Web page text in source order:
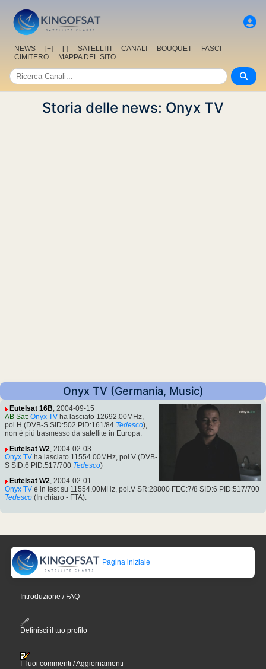
NEWS [+] [-] SATELLITI CANALI BOUQUET
FASCI
CIMITERO
MAPPA DEL SITO
Storia delle news: Onyx TV
Onyx TV (Germania, Music)
Eutelsat 16B, 2004-09-15
AB Sat: Onyx TV ha lasciato 12692.00MHz,
pol.H (DVB-S SID:502 PID:161/84 Tedesco),
non è più trasmesso da satellite in Europa.
Eutelsat W2, 2004-02-03
Onyx TV ha lasciato 11554.00MHz, pol.V (DVB-
S SID:6 PID:517/700 Tedesco)
Eutelsat W2, 2004-02-01
Onyx TV è in test su 11554.00MHz, pol.V SR:28800 FEC:7/8 SID:6 PID:517/700
Tedesco (In chiaro - FTA).
Pagina iniziale
Introduzione / FAQ
Definisci il tuo profilo
I Tuoi commenti / Aggiornamenti